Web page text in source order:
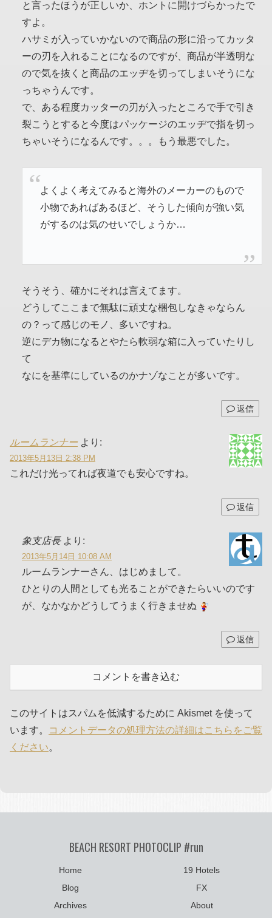
と言ったほうが正しいか、ホントに開けづらかったで
すよ。
ハサミが入っていかないので商品の形に沿ってカッタ
ーの刃を入れることになるのですが、商品が半透明な
ので気を抜くと商品のエッヂを切ってしまいそうにな
っちゃうんです。
で、ある程度カッターの刃が入ったところで手で引き
裂こうとすると今度はパッケージのエッヂで指を切っ
ちゃいそうになるんです。。。もう最悪でした。
よくよく考えてみると海外のメーカーのもので
小物であればあるほど、そうした傾向が強い気
がするのは気のせいでしょうか…
そうそう、確かにそれは言えてます。
どうしてここまで無駄に頑丈な梱包しなきゃならん
の？って感じのモノ、多いですね。
逆にデカ物になるとやたら軟弱な箱に入っていたりし
て
なにを基準にしているのかナゾなことが多いです。
返信
ルームランナー より:
2013年5月13日 2:38 PM
これだけ光ってれば夜道でも安心ですね。
返信
象支店長 より:
2013年5月14日 10:08 AM
ルームランナーさん、はじめまして。
ひとりの人間としても光ることができたらいいのです
が、なかなかどうしてうまく行きませぬ
返信
コメントを書き込む
このサイトはスパムを低減するために Akismet を使って
います。
コメントデータの処理方法の詳細はこちらをご覧
ください。
BEACH RESORT PHOTOCLIP #run
Home
19 Hotels
Blog
FX
Archives
About